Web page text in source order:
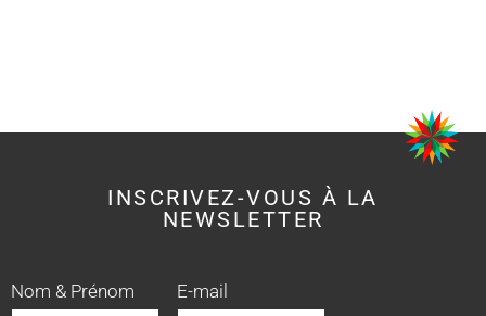
INSCRIVEZ-VOUS À LA
NEWSLETTER
Nom & Prénom E-mail